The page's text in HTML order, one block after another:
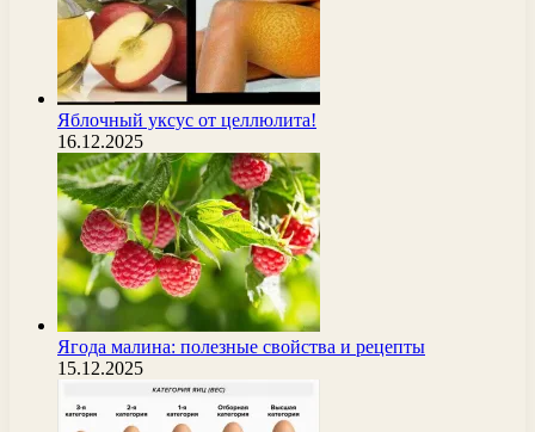
Яблочный уксус от целлюлита!
16.12.2025
Ягода малина: полезные свойства и рецепты
15.12.2025